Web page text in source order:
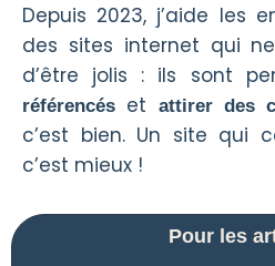
Depuis 2023, j’aide les
des sites internet qui
d’être jolis : ils sont
référencés et attirer des
c’est bien. Un site qui
c’est mieux !
Pour les